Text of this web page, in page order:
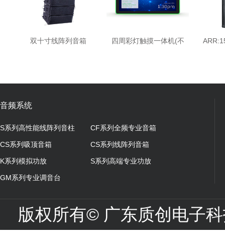
双十寸线阵列音箱 四周彩灯触摸一体机(不
音频系统
S系列高性能线阵列音柱 CF系列全频专业音箱
CS系列吸顶音箱 CS系列线阵列音箱
K系列模拟功放 S系列高端专业功放
GM系列专业调音台
版权所有© 广东质创电子